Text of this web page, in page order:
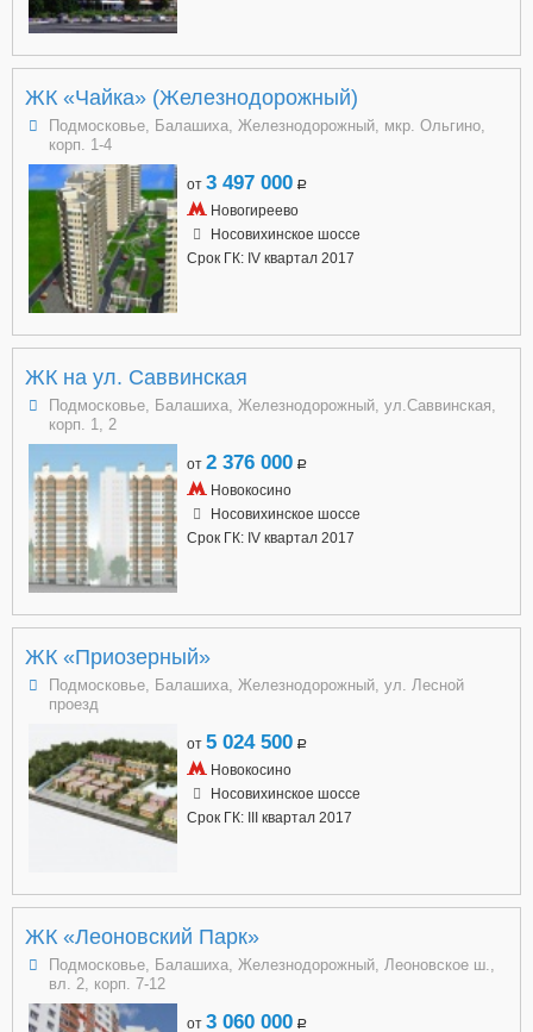
ЖК «Чайка» (Железнодорожный)
Подмосковье, Балашиха, Железнодорожный, мкр. Ольгино,
корп. 1-4
от 3 497 000 a
Новогиреево
Носовихинское шоссе
Срок ГК: IV квартал 2017
ЖК на ул. Саввинская
Подмосковье, Балашиха, Железнодорожный, ул.Саввинская,
корп. 1, 2
от 2 376 000 a
Новокосино
Носовихинское шоссе
Срок ГК: IV квартал 2017
ЖК «Приозерный»
Подмосковье, Балашиха, Железнодорожный, ул. Лесной
проезд
от 5 024 500 a
Новокосино
Носовихинское шоссе
Срок ГК: III квартал 2017
ЖК «Леоновский Парк»
Подмосковье, Балашиха, Железнодорожный, Леоновское ш.,
вл. 2, корп. 7-12
от 3 060 000 a